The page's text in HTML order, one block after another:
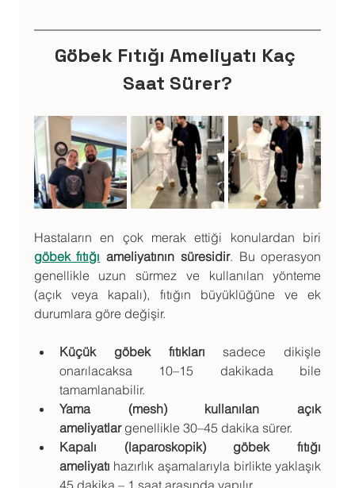
Göbek Fıtığı Ameliyatı Kaç
Saat Sürer?
göbek fıtığı ameliyatının süresidir. Bu operasyon
genellikle uzun sürmez ve kullanılan yönteme
(açık veya kapalı), fıtığın büyüklüğüne ve ek
durumlara göre değişir.
Küçük göbek fıtıkları sadece dikişle
onarılacaksa 10–15 dakikada bile
tamamlanabilir.
Yama (mesh) kullanılan açık
ameliyatlar genellikle 30–45 dakika sürer.
Kapalı (laparoskopik) göbek fıtığı
ameliyatı hazırlık aşamalarıyla birlikte yaklaşık
45 dakika – 1 saat arasında yapılır.